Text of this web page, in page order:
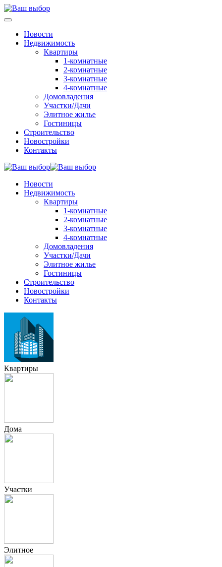
Новости
Недвижимость
Квартиры
1-комнатные
2-комнатные
3-комнатные
4-комнатные
Домовладения
Участки/Дачи
Элитное жилье
Гостиницы
Строительство
Новостройки
Контакты
Новости
Недвижимость
Квартиры
1-комнатные
2-комнатные
3-комнатные
4-комнатные
Домовладения
Участки/Дачи
Элитное жилье
Гостиницы
Строительство
Новостройки
Контакты
Квартиры
Дома
Участки
Элитное